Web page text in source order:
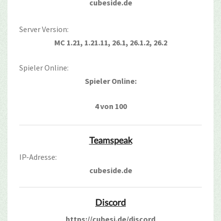
cubeside.de
Server Version:
MC 1.21, 1.21.11, 26.1, 26.1.2, 26.2
Spieler Online:
Spieler Online:
4 von 100
Teamspeak
IP-Adresse:
cubeside.de
Discord
https://cubesi.de/discord